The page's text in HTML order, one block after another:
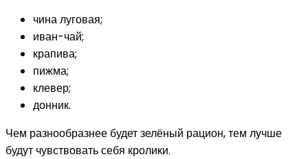
чина луговая;
иван-чай;
крапива;
пижма;
клевер;
донник.
Чем разнообразнее будет зелёный рацион, тем лучше
будут чувствовать себя кролики.